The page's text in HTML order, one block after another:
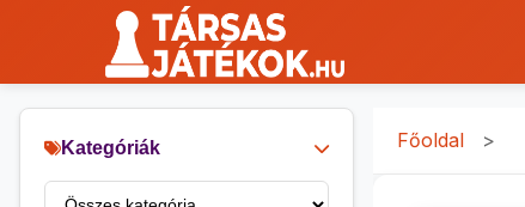
Kategóriák Főoldal >